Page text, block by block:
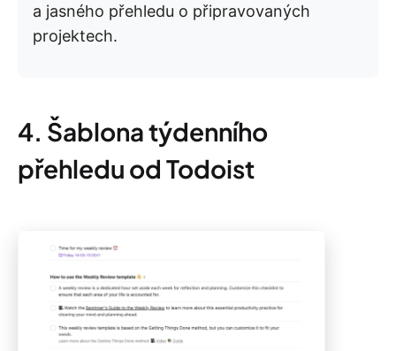
a jasného přehledu o připravovaných
projektech.
4. Šablona týdenního
přehledu od Todoist